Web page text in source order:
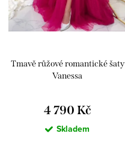
Tmavě růžové romantické šaty
Vanessa
4 790 Kč
Skladem